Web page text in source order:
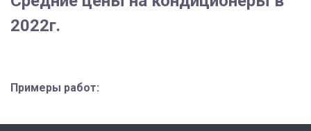
2022г.
Примеры работ: